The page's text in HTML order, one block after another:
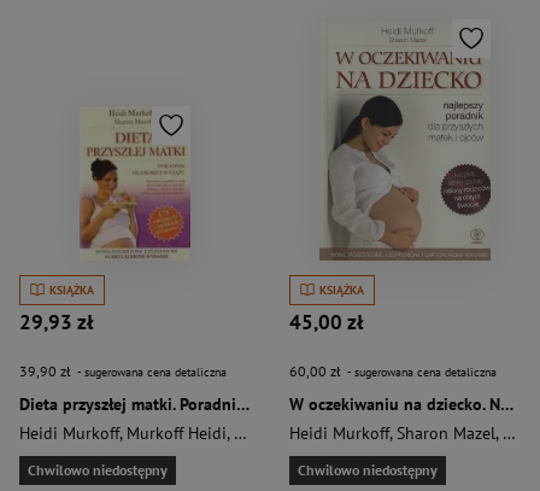
KSIĄŻKA
29,93 zł
39,90 zł - sugerowana cena detaliczna
Dieta przyszłej matki. Poradnik dla kobiet w ciąży
Heidi Murkoff, Murkoff Heidi, Sharon Mazel
Chwilowo niedostępny
KSIĄŻKA
45,00 zł
60,00 zł - sugerowana cena detaliczna
W oczekiwaniu na dziecko. Najlepszy poradnik dla przyszłych matek i ojców
Heidi Murkoff, Sharon Mazel,
Chwilowo niedostępny